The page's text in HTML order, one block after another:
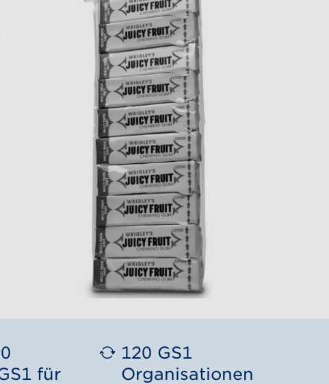
für
120 GS1
Organisationen